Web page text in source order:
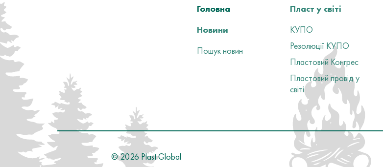
Головна
Новини
Пошук новин
Пласт у світі
КУПО
Резолюції КУПО
Пластовий Конгрес
Пластовий провід у
світі
©2026 Plast Global